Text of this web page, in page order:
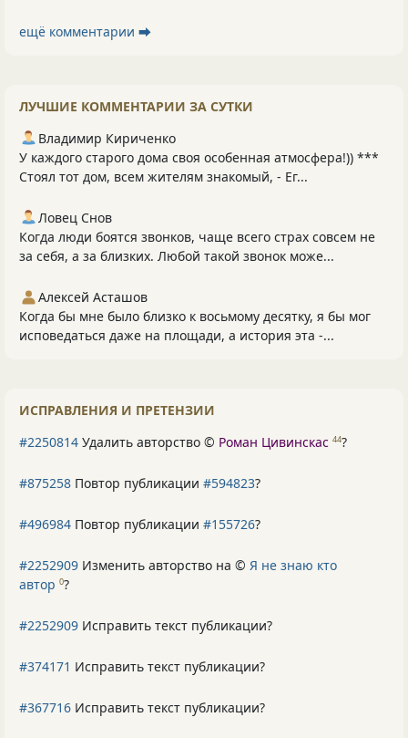
ещё комментарии ⮕
ЛУЧШИЕ КОММЕНТАРИИ ЗА СУТКИ
Владимир Кириченко
У каждого старого дома своя особенная атмосфера!)) ***
Стоял тот дом, всем жителям знакомый, - Ег...
Ловец Снов
Когда люди боятся звонков, чаще всего страх совсем не
за себя, а за близких. Любой такой звонок може...
Алексей Асташов
Когда бы мне было близко к восьмому десятку, я бы мог
исповедаться даже на площади, а история эта -...
ИСПРАВЛЕНИЯ И ПРЕТЕНЗИИ
#2250814 Удалить авторство © Роман Цивинскас 44?
#875258 Повтор публикации #594823?
#496984 Повтор публикации #155726?
#2252909 Изменить авторство на © Я не знаю кто
автор 0?
#2252909 Исправить текст публикации?
#374171 Исправить текст публикации?
#367716 Исправить текст публикации?